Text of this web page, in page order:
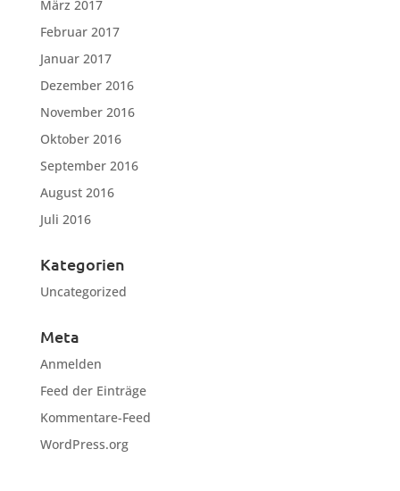
März 2017
Februar 2017
Januar 2017
Dezember 2016
November 2016
Oktober 2016
September 2016
August 2016
Juli 2016
Kategorien
Uncategorized
Meta
Anmelden
Feed der Einträge
Kommentare-Feed
WordPress.org